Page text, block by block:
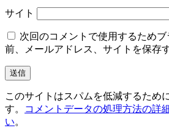
サイト
次回のコメントで使用するため
前、メールアドレス、サイトを保存す
このサイトはスパムを低減するため
す。
コメントデータの処理方法の詳
い。